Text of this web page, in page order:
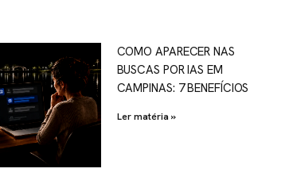
COMO APARECER NAS
BUSCAS POR IAS EM
CAMPINAS: 7 BENEFÍCIOS
Ler matéria »